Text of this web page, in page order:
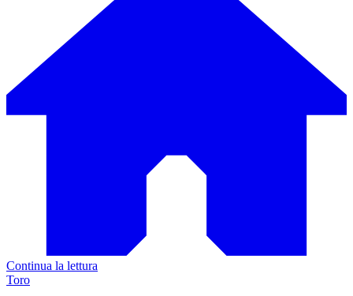
Continua la lettura
Toro